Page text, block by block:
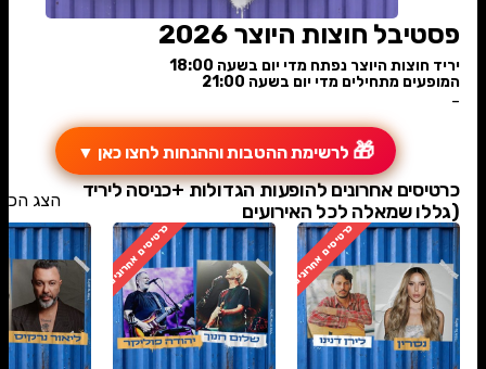
פסטיבל חוצות היוצר 2026
יריד חוצות היוצר נפתח מדי יום בשעה 18:00
המופעים מתחילים מדי יום בשעה 21:00
-
🎁 לרשימת ההטבות וההנחות לחצו כאן ▼
כרטיסים אחרונים להופעות הגדולות +כניסה ליריד
(גללו שמאלה לכל האירועים
הצג הכל
כרטיסים אחרונים כרטיסים אחרונים